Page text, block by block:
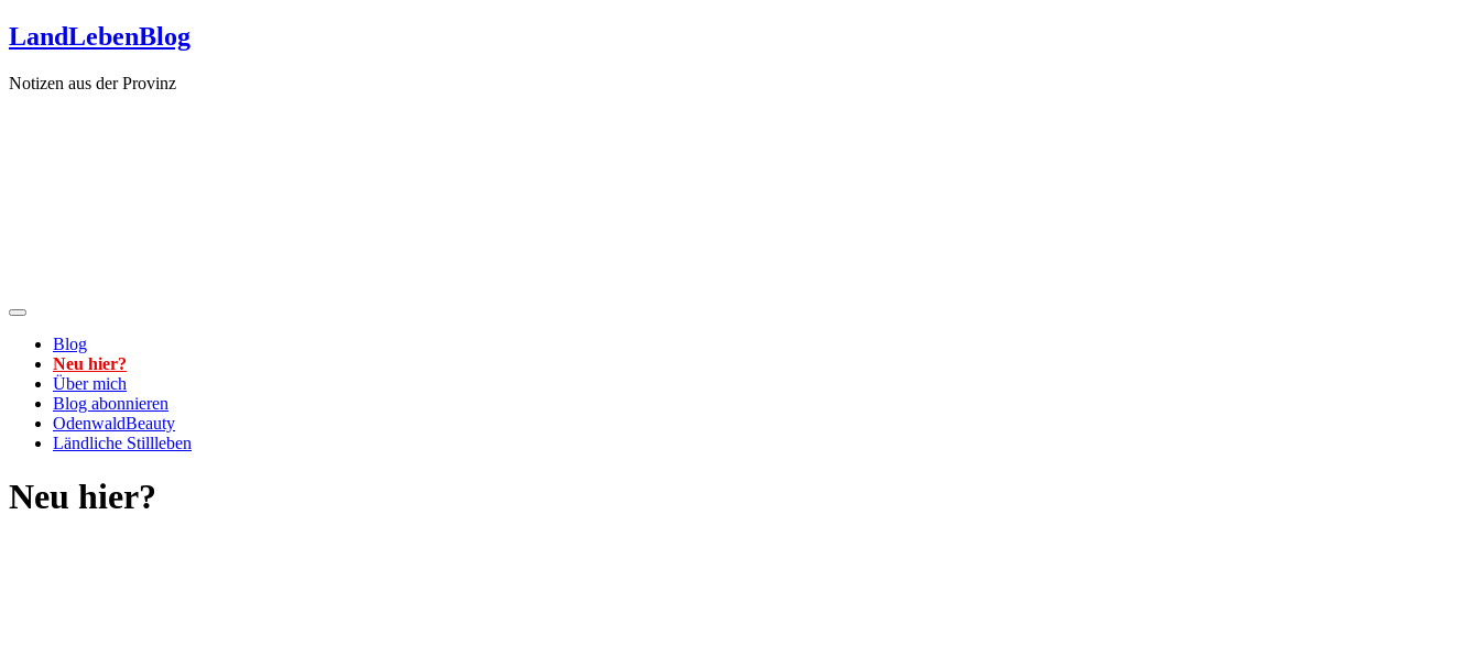
Zum
Inhalt
LandLebenBlog
Notizen aus der Provinz
Blog
Neu hier?
Über mich
Blog abonnieren
OdenwaldBeauty
Ländliche Stillleben
Neu hier?